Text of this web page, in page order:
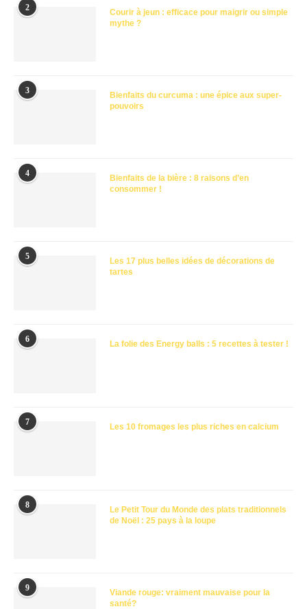
2
Courir à jeun : efficace pour maigrir ou simple
mythe ?
3
Bienfaits du curcuma : une épice aux super-
pouvoirs
4
Bienfaits de la bière : 8 raisons d’en
consommer !
5
Les 17 plus belles idées de décorations de
tartes
6 La folie des Energy balls : 5 recettes à tester !
7 Les 10 fromages les plus riches en calcium
8
Le Petit Tour du Monde des plats traditionnels
de Noël : 25 pays à la loupe
9
Viande rouge: vraiment mauvaise pour la
santé?